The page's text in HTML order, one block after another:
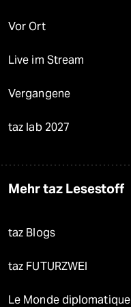
Vor Ort
Live im Stream
Vergangene
taz lab 2027
Mehr taz Lesestoff
taz Blogs
taz FUTURZWEI
Le Monde diplomatique